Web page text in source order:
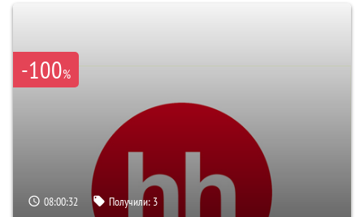
-100%
08:00:31 Получили: 3